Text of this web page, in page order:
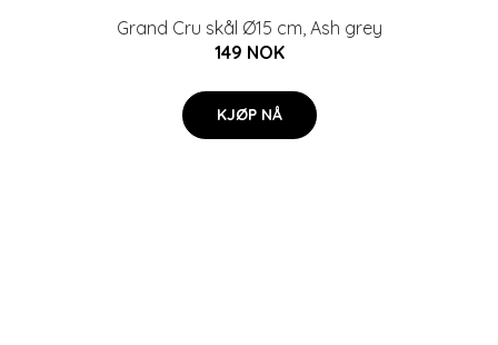
Grand Cru skål Ø15 cm, Ash grey
149 NOK
KJØP NÅ